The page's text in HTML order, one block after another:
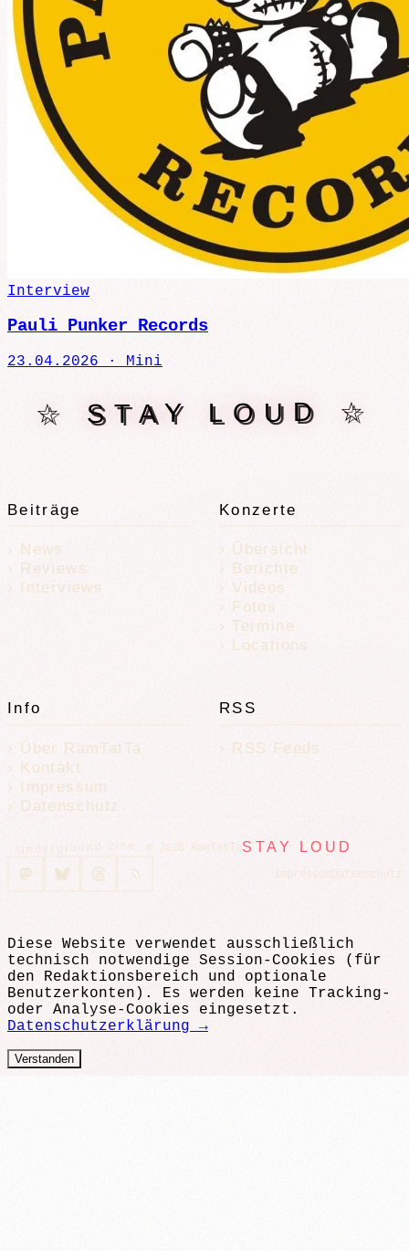
Interview
Pauli Punker Records
23.04.2026 · Mini
☆ STAY LOUD ☆
Beiträge
News
Reviews
Interviews
Konzerte
Übersicht
Berichte
Videos
Fotos
Termine
Locations
Info
Über RamTatTa
Kontakt
Impressum
Datenschutz
RSS
RSS Feeds
Underground Zine © 2026 RamTatTaSTAY LOUD
Impressum Datenschutz
Diese Website verwendet ausschließlich
technisch notwendige Session-Cookies (für
den Redaktionsbereich und optionale
Benutzerkonten). Es werden keine Tracking-
oder Analyse-Cookies eingesetzt.
Datenschutzerklärung →
Verstanden